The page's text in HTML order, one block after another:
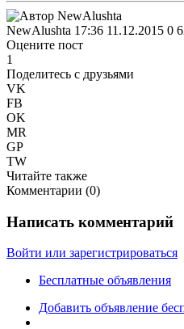
NewAlushta 17:36 11.12.2015 0
Оцените пост
1
Поделитесь с друзьями
VK
FB
OK
MR
GP
TW
Читайте также
Комментарии (0)
Написать комментарий
Войти или зарегистрироваться
Бесплатные объявления
Добавить объявление